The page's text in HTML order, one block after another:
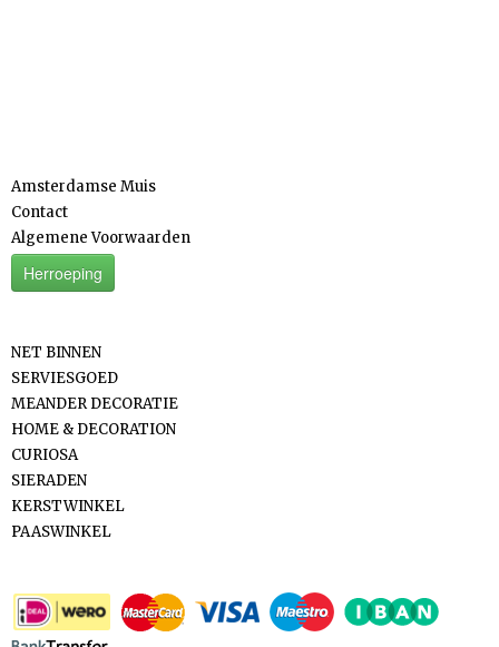
Amsterdamse Muis
Contact
Algemene Voorwaarden
Herroeping
NET BINNEN
SERVIESGOED
MEANDER DECORATIE
HOME & DECORATION
CURIOSA
SIERADEN
KERSTWINKEL
PAASWINKEL